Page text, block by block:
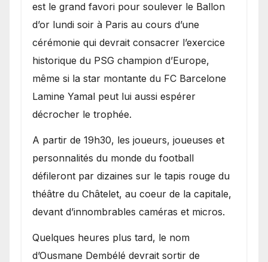
est le grand favori pour soulever le Ballon
d’or lundi soir à Paris au cours d’une
cérémonie qui devrait consacrer l’exercice
historique du PSG champion d’Europe,
même si la star montante du FC Barcelone
Lamine Yamal peut lui aussi espérer
décrocher le trophée.
A partir de 19h30, les joueurs, joueuses et
personnalités du monde du football
défileront par dizaines sur le tapis rouge du
théâtre du Châtelet, au coeur de la capitale,
devant d’innombrables caméras et micros.
Quelques heures plus tard, le nom
d’Ousmane Dembélé devrait sortir de